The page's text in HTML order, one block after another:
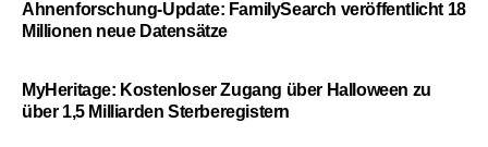
Ahnenforschung-Update: FamilySearch veröffentlicht 18
Millionen neue Datensätze
MyHeritage: Kostenloser Zugang über Halloween zu
über 1,5 Milliarden Sterberegistern